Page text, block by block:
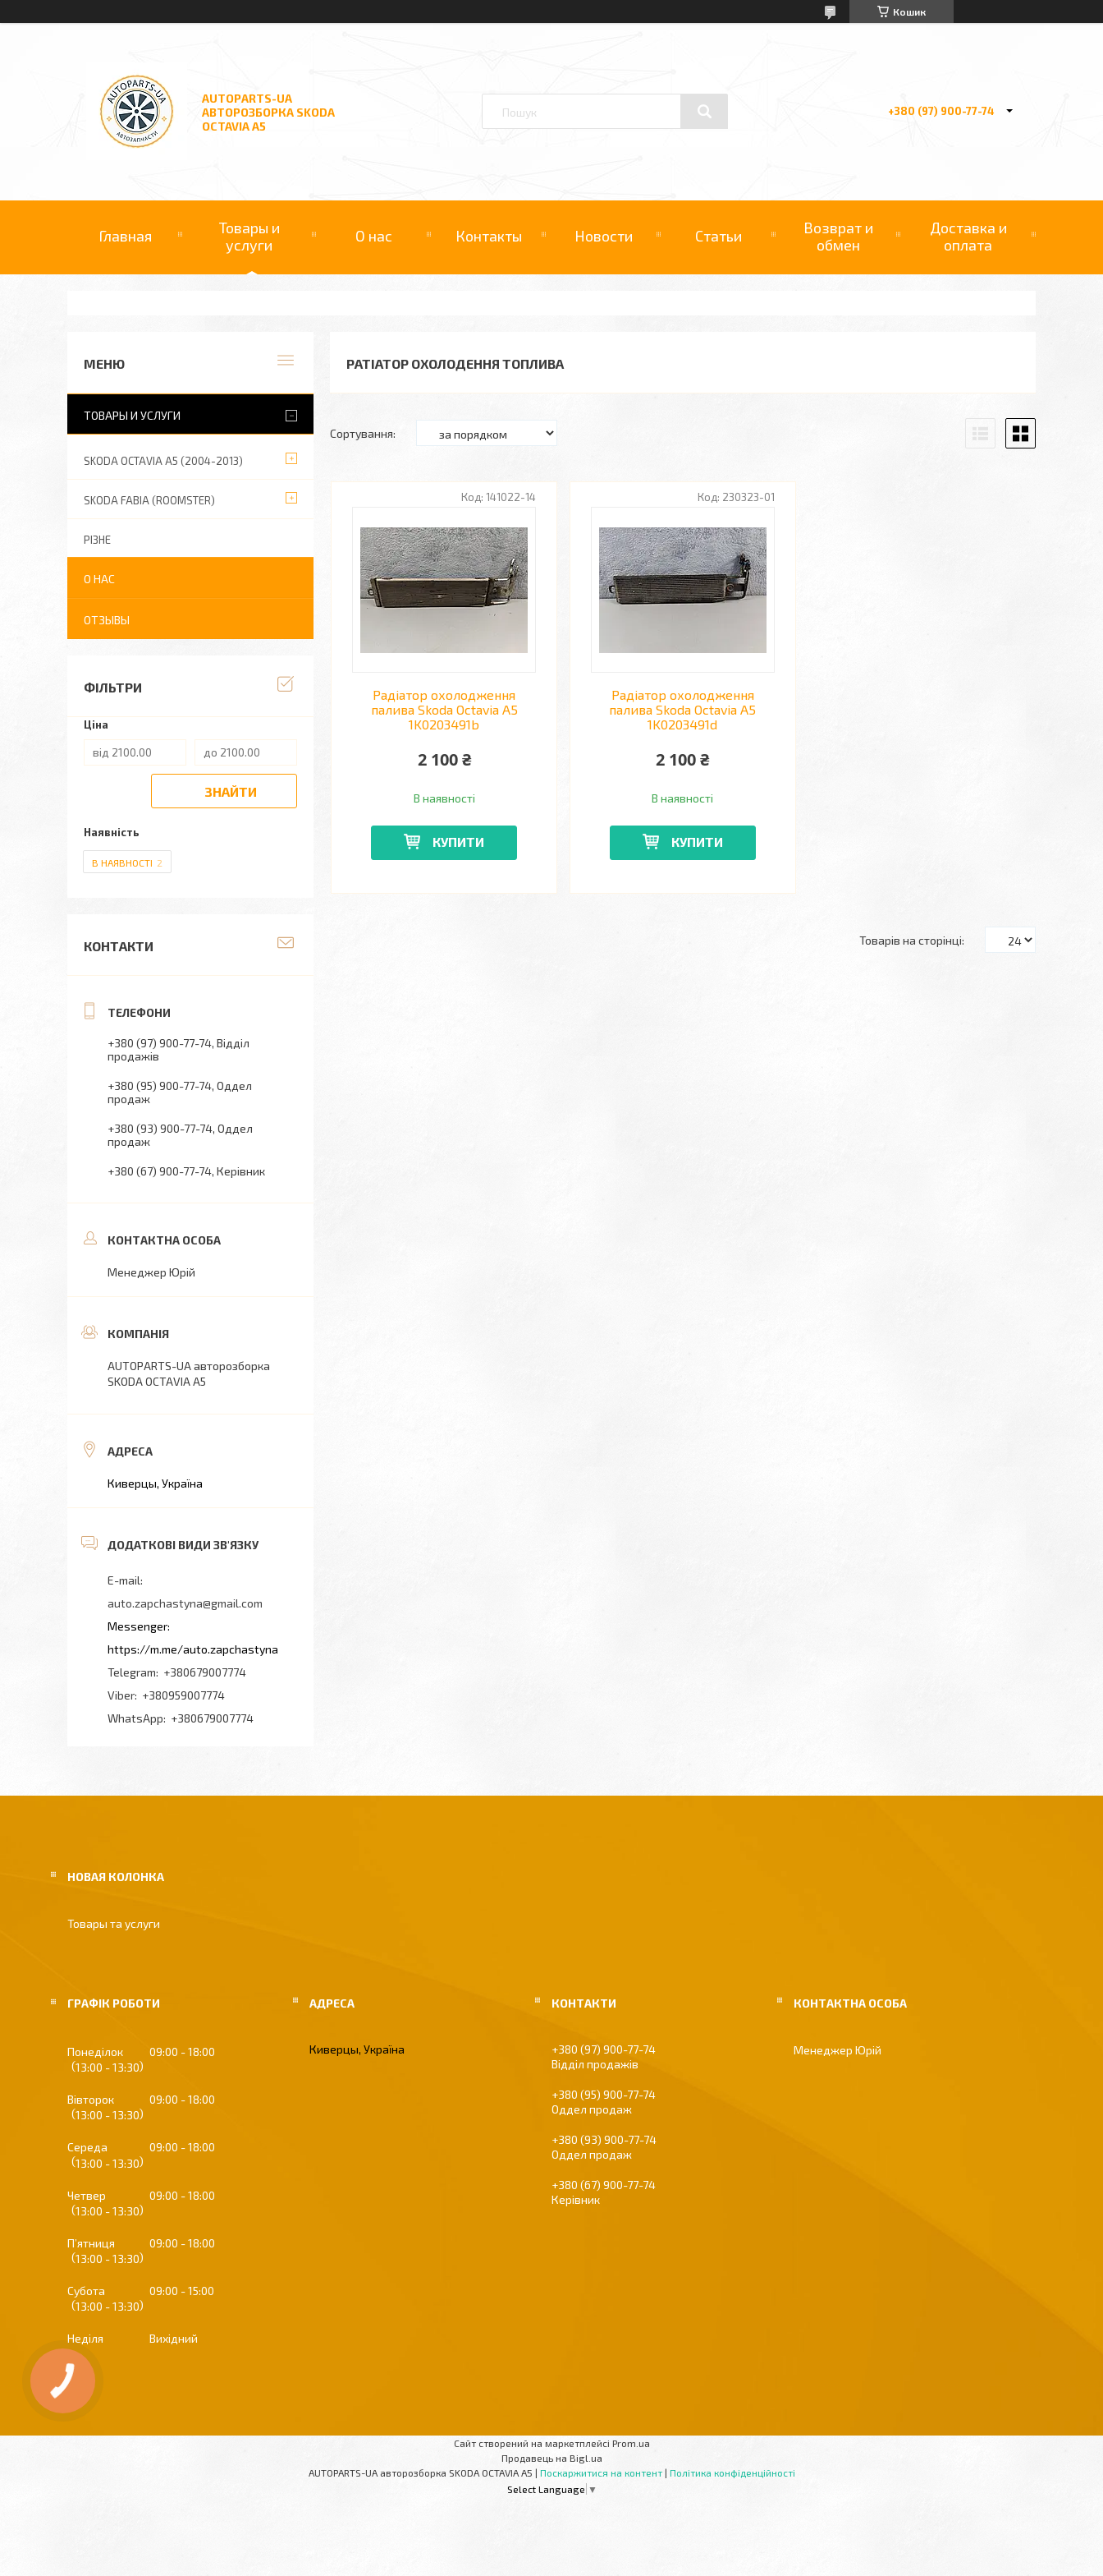
Кошик
AUTOPARTS-UA
АВТОРОЗБОРКА SKODA
OCTAVIA A5
+380 (97) 900-77-74
Главная
Товары и
услуги
О нас Контакты Новости Статьи
Возврат и
обмен
Доставка и
оплата
РАТІАТОР ОХОЛОДЕННЯ ТОПЛИВА
141022-14
Радіатор охолодження
палива Skoda Octavia A5
1K0203491b
2 100 ₴
В наявності
КУПИТИ
230323-01
Радіатор охолодження
палива Skoda Octavia A5
1K0203491d
2 100 ₴
В наявності
КУПИТИ
ТОВАРЫ И УСЛУГИ
SKODA OCTAVIA A5 (2004-2013)
SKODA FABIA (ROOMSTER)
РІЗНЕ
О НАС
ОТЗЫВЫ
ФІЛЬТРИ
Ціна
ЗНАЙТИ
Наявність
В НАЯВНОСТІ 2
КОНТАКТИ
+380 (97) 900-77-74 Відділ
продажів
+380 (95) 900-77-74 Оддел
продаж
+380 (93) 900-77-74 Оддел
продаж
+380 (67) 900-77-74 Керівник
Менеджер Юрій
AUTOPARTS-UA авторозборка
SKODA OCTAVIA A5
Киверцы, Україна
auto.zapchastyna@gmail.com
https://m.me/auto.zapchastyna
+380679007774
+380959007774
+380679007774
НОВАЯ КОЛОНКА
Товары та услуги
ГРАФІК РОБОТИ
Понеділок 09:00
18:00
13:00
13:30
Вівторок 09:00
18:00
13:00
13:30
Середа 09:00
18:00
13:00
13:30
Четвер 09:00
18:00
13:00
13:30
Пʼятниця 09:00
18:00
13:00
13:30
Субота 09:00
15:00
13:00
13:30
Неділя Вихідний
Киверцы, Україна
+380 (97) 900-77-74
Відділ продажів
+380 (95) 900-77-74
Оддел продаж
+380 (93) 900-77-74
Оддел продаж
+380 (67) 900-77-74
Керівник
Менеджер Юрій
Сайт створений на маркетплейсі Prom.ua
Продавець на Bigl.ua
AUTOPARTS-UA авторозборка SKODA OCTAVIA A5 | Поскаржитися на контент | Політика конфіденційності
Select Language ▼